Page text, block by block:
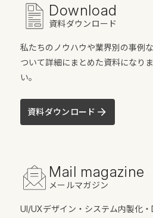
Download
資料ダウンロード
私たちのノウハウや業界別の事例
ついて詳細にまとめた資料になり
い。
資料ダウンロード
Mail magazine
メールマガジン
UI/UXデザイン・システム内製化